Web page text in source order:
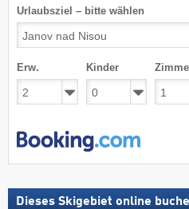
Urlaubsziel – bitte wählen
Erw. Kinder
Dieses Skigebiet online